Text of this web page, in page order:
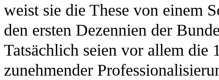
weist sie die These von einem
den ersten Dezennien der
Tatsächlich seien vor allem die
zunehmender